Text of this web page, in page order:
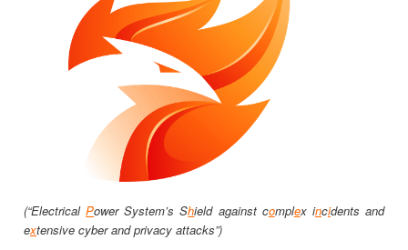
(“ElectricalPower System’s Shield against complex incidents and
extensive cyber and privacy attacks”)